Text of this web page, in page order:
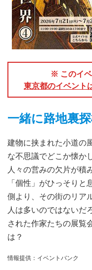
※ このイベ
東京都のイベント
一緒に路地裏
建物に挟まれた小道の
な不思議でどこか懐か
人々の営みの欠片が積
「個性」がひっそり
側より、その街のリア
人は多いのではないだ
された作家たちの展覧
は？
情報提供：イベントバンク